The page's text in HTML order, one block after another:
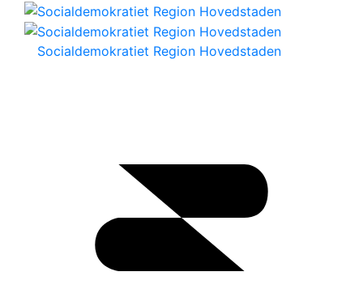
Socialdemokratiet Region Hovedstaden